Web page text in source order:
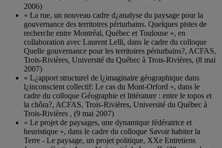
2006)
« La rue, un nouveau cadre d¿analyse du paysage pour la
gouvernance des territoires périurbains. Quelques pistes de
recherche entre Montréal, Québec et Toulouse », en
collaboration avec Laurent Lelli, dans le cadre du colloque
Quelle gouvernance pour les territoires périurbains?, ACFAS,
Trois-Rivières, Université du Québec à Trois-Rivières, (8 mai
2007)
« L¿apport structurel de l¿imaginaire géographique dans
l¿inconscient collectif: Le cas du Mont-Orford », dans le
cadre du colloque Géographie et littérature : entre le topos et
la chôra?, ACFAS, Trois-Rivières, Université du Québec à
Trois-Rivières , (9 mai 2007)
« Le projet de paysages, une dynamique fédératrice et
heuristique », dans le cadre du colloque Savoir habiter la
Terre - Le paysage, un projet politique, XXe Entretiens